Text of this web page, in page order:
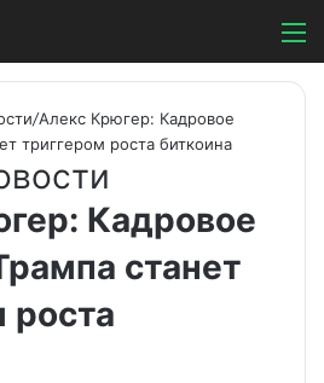
Switch skin
/Алекс Крюгер: Кадровое
триггером роста биткоина
Кадровое
станет
роста